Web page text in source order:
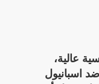
عالية،
اسبانيول